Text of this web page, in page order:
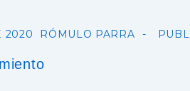
2020 RÓMULO PARRA